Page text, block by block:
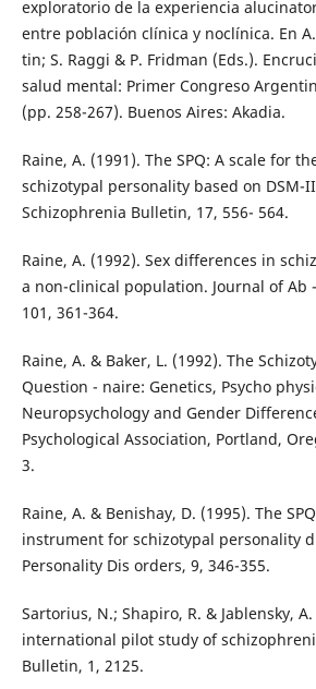
exploratorio de la experiencia
entre población clínica y noclínica. En
tin; S. Raggi & P. Fridman (Eds.).
salud mental: Primer Congreso
(pp. 258-267). Buenos Aires: Akadia.
Raine, A. (1991). The SPQ: A scale for
schizotypal personality based on DSM-
Schizophrenia Bulletin, 17, 556- 564.
Raine, A. (1992). Sex differences in
a non-clinical population. Journal of Ab
101, 361-364.
Raine, A. & Baker, L. (1992). The
Question - naire: Genetics, Psycho
Neuropsychology and Gender
Psychological Association, Portland,
3.
Raine, A. & Benishay, D. (1995). The
instrument for schizotypal personality
Personality Dis orders, 9, 346-355.
Sartorius, N.; Shapiro, R. & Jablensky,
international pilot study of
Bulletin, 1, 2125.